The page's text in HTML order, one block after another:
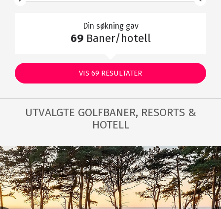
Din søkning gav
69Baner/hotell
VIS 69 RESULTATER
UTVALGTE GOLFBANER, RESORTS &
HOTELL